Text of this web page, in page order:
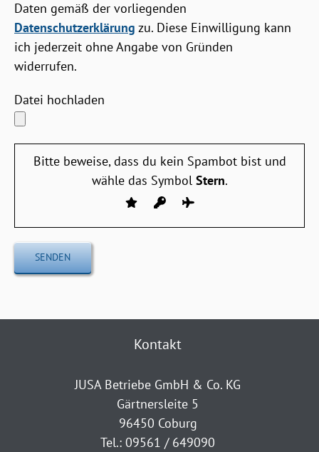
Daten gemäß der vorliegenden
Datenschutzerklärung zu. Diese Einwilligung kann
ich jederzeit ohne Angabe von Gründen
widerrufen.
Datei hochladen
Bitte beweise, dass du kein Spambot bist und
wähle das SymbolStern.
Kontakt
JUSA Betriebe GmbH & Co. KG
Gärtnersleite 5
96450 Coburg
Tel.: 09561 / 649090